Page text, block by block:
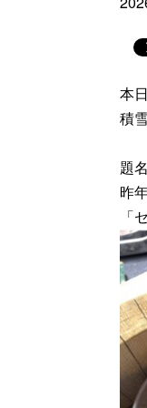
本
積
題
昨
「